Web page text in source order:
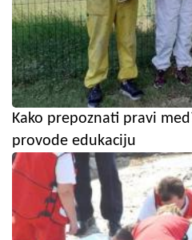
Kako prepoznati pravi
provode edukaciju